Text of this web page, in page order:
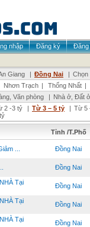
nhập Đăng ký
Đăng
Giang | Đồng Nai | Chọn
Nhơn Trạch | Thống Nhất |
Văn phòng | Nhà ở, Đất ở
2 -3 tỷ | Từ 3 – 5 tỷ | Từ 5
Tỉnh /T.Phố
... Đồng Nai
Đồng Nai
Tại
Đồng Nai
Tại
Đồng Nai
Tại
Đồng Nai